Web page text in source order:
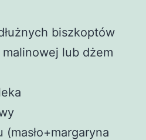
biszkoptów
lub dżem
(masło+margaryna